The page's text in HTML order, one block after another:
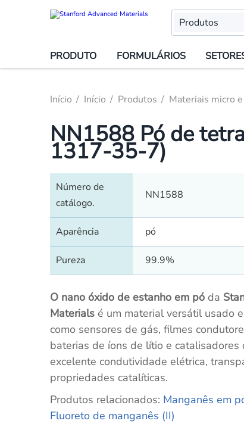
Produtos
PRODUTO FORMULÁRIOS
Início Início Produtos Materiais micro
NN1588 Pó de
1317-35-7)
Número de
catálogo.
NN1588
Aparência pó
Pureza 99.9%
O nano óxido de estanho em póda
Materialsé um material versátil usado
como sensores de gás, filmes
baterias de íons de lítio e catalisadores
excelente condutividade elétrica,
propriedades catalíticas.
Produtos relacionados: Manganês em
Fluoreto de manganês (II)